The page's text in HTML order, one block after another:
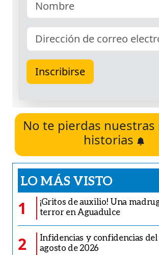
No te pierdas
historias
LO MÁS VISTO
1
¡Gritos de auxilio! Una
terror en Aguadulce
2
Infidencias y confidencias del
agosto de 2026